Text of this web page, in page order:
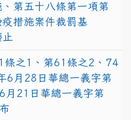
第五十八條第一項第
措施案件裁罰基
條之1、第61條之2、74
6月28日華總一義字第
21日華總一義字第